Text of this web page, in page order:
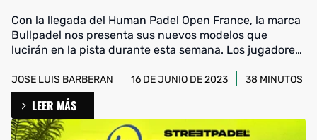
Con la llegada del Human Padel Open France, la marca
Bullpadel nos presenta sus nuevos modelos que
lucirán en la pista durante esta semana. Los jugadores
Triay estrenarán nuevas armas con diseños únicos.
JOSE LUIS BARBERAN 16 DE JUNIO DE 2023 38 MINUTOS
LEER MÁS